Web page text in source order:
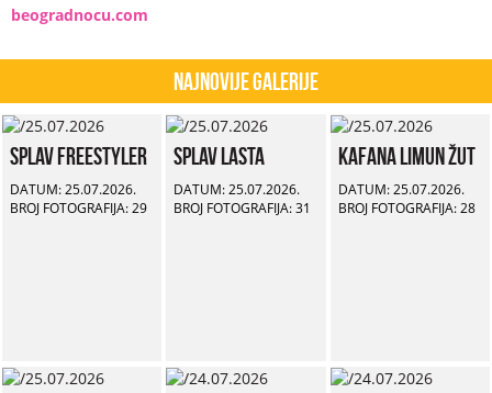
beogradnocu.com
Najnovije Galerije
Splav Freestyler
DATUM: 25.07.2026.
BROJ FOTOGRAFIJA: 29
Splav Lasta
DATUM: 25.07.2026.
BROJ FOTOGRAFIJA: 31
Kafana Limun Žut
DATUM: 25.07.2026.
BROJ FOTOGRAFIJA: 28